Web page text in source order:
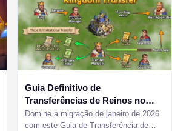
Guia Definitivo de
Transferências de Reinos no
Kingshot (Jan 2026)
Domine a migração de janeiro de 2026
com este Guia de Transferência de